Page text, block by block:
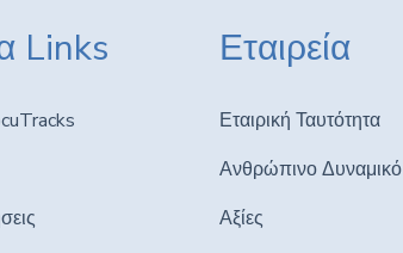
Links Εταιρεία
Εταιρική Ταυτότητα
Ανθρώπινο Δυναμικό
Αξίες